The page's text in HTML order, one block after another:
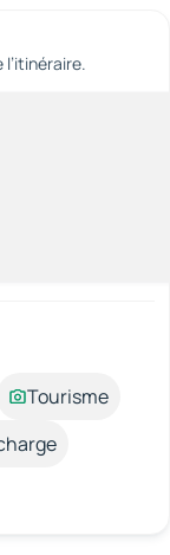
Tourisme